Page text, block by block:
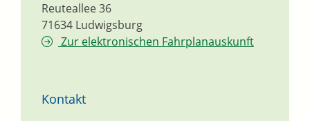
Reuteallee 36
71634 Ludwigsburg
Zur elektronischen Fahrplanauskunft
Kontakt